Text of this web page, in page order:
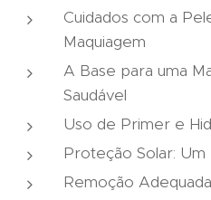
Cuidados com a
Maquiagem
A Base para uma
Saudável
Uso de Primer e
Proteção Solar: Um
Remoção